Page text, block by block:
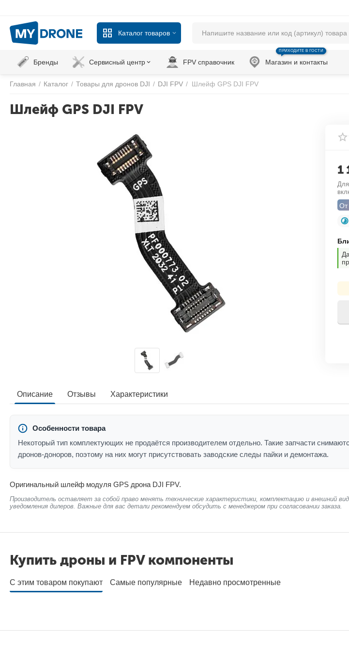
Каталог товаров
Бренды Сервисный центр FPV справочник Магазин и контакты
ПРИХОДИТЕ В ГОСТИ
Главная / Каталог / Товары для дронов DJI / DJI FPV / Шлейф GPS DJI FPV
Шлейф GPS DJI FPV
1
От
Описание Отзывы Характеристики
Особенности товара
Некоторый тип комплектующих не продаётся производителем отдельно. Такие запчасти
дронов-доноров, поэтому на них могут присутствовать заводские следы пайки и демонтажа.
Оригинальный шлейф модуля GPS дрона DJI FPV.
Производитель оставляет за собой право менять технические характеристики, комплектацию и внешний вид
уведомления дилеров. Важные для вас детали рекомендуем обсудить с менеджером при согласовании заказа.
Купить дроны и FPV компоненты
С этим товаром покупают Самые популярные Недавно просмотренные